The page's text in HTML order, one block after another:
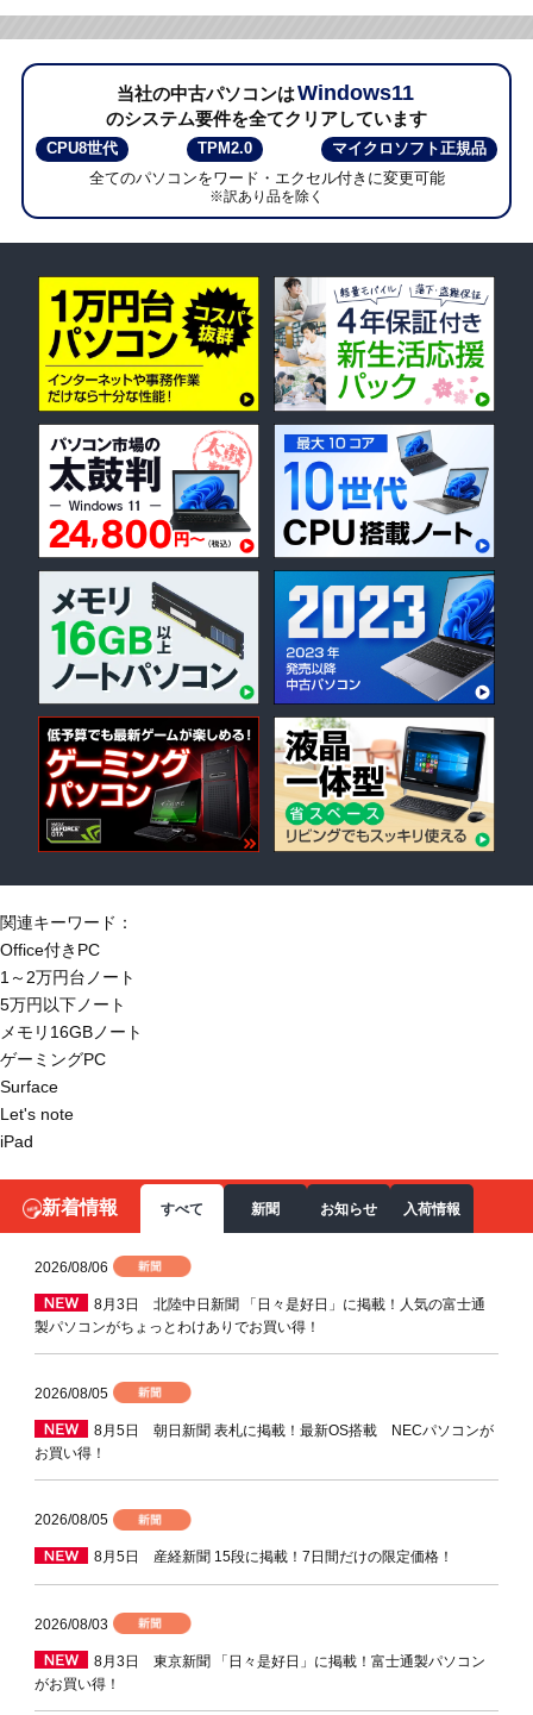
当社の中古パソコンはWindows11
のシステム要件を全てクリアしています
CPU8世代 TPM2.0
マイクロソフト正規品
全てのパソコンをワード・エクセル付きに変更可能
※訳あり品を除く
関連キーワード：
Office付きPC
1～2万円台ノート
5万円以下ノート
メモリ16GBノート
ゲーミングPC
Surface
Let's note
iPad
新着情報 すべて 新聞 お知らせ 入荷情報
2026/08/06
8月3日 北陸中日新聞 「日々是好日」に掲載！人気の富士通
製パソコンがちょっとわけありでお買い得！
2026/08/05
8月5日 朝日新聞 表札に掲載！最新OS搭載 NECパソコンが
お買い得！
2026/08/05
8月5日 産経新聞 15段に掲載！7日間だけの限定価格！
2026/08/03
8月3日 東京新聞 「日々是好日」に掲載！富士通製パソコン
がお買い得！